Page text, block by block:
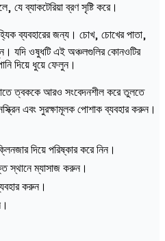
যে ব্যাকটেরিয়া ব্রণ সৃষ্টি করে।
ব্যবহারের জন্য। চোখ, চোখের পাতা,
যদি ওষুধটি এই অঞ্চলগুলির কোনওটির
দিয়ে ধুয়ে ফেলুন।
ত্বককে আরও সংবেদনশীল করে তুলতে
এবং সুরক্ষামূলক পোশাক ব্যবহার করুন।
দিয়ে পরিষ্কার করে নিন।
স্থানে ম্যাসাজ করুন।
করুন।